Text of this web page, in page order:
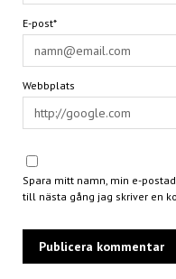
E-post*
Webbplats
Spara mitt namn, min e-
till nästa gång jag skriver en